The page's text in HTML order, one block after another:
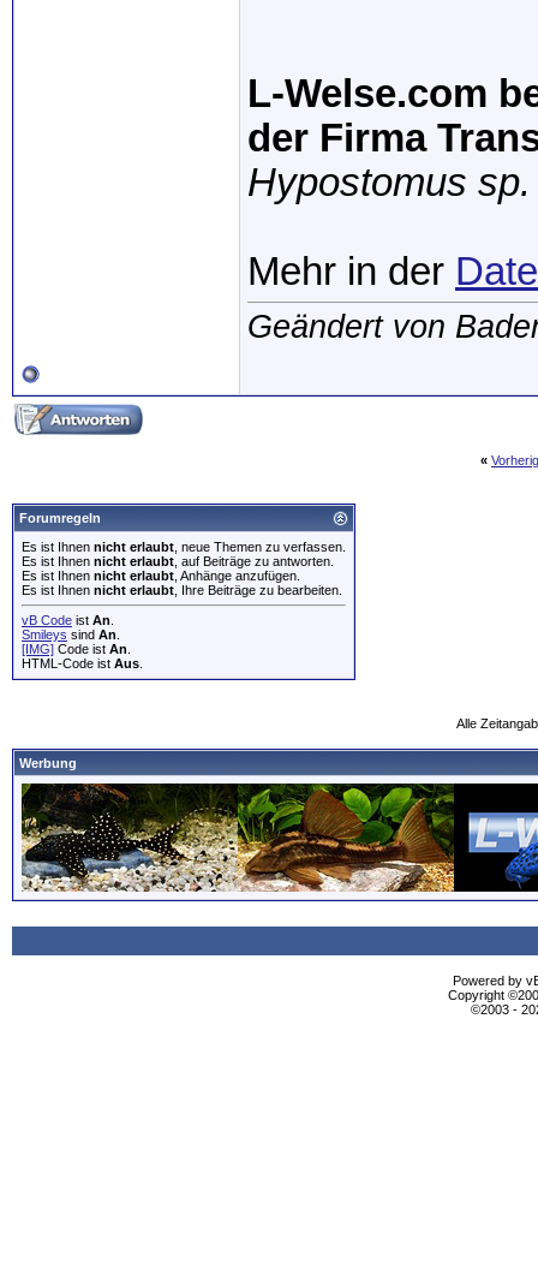
L-Welse.com
der Firma
Hypostomus sp.
Mehr in der
Geändert von
«
Forumregeln
Es ist Ihnen nicht erlaubt , neue Themen zu verfassen.
Es ist Ihnen nicht erlaubt , auf Beiträge zu antworten.
Es ist Ihnen nicht erlaubt , Anhänge anzufügen.
Es ist Ihnen nicht erlaubt , Ihre Beiträge zu bearbeiten.
vB Code ist An
Smileys sind An
[IMG] Code ist An
HTML-Code ist Aus
Alle
Werbung
Powered by
Copyright
©2003 -